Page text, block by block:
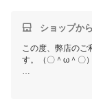
ショップか
この度、弊店のご
す。（〇＾ω＾〇）
ご多用にもかか